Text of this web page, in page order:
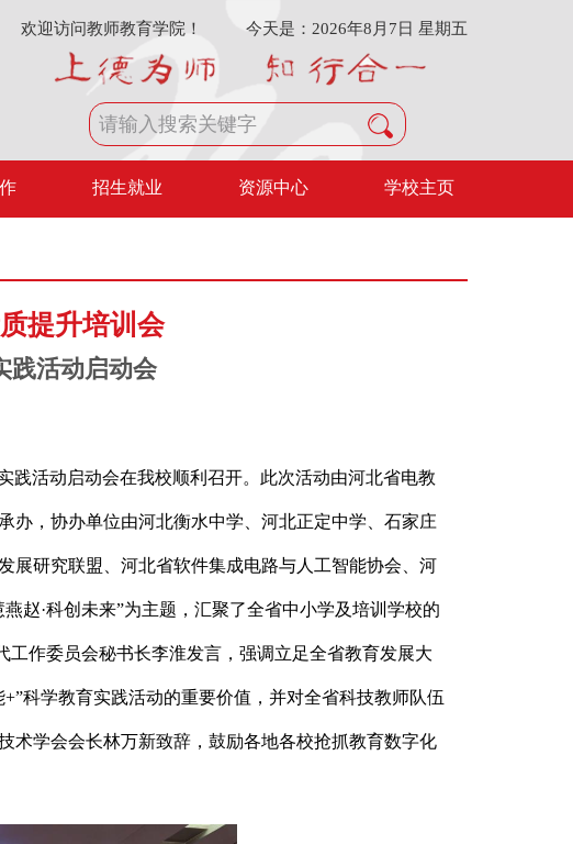
欢迎访问教师教育学院！ 今天是：2026年8月7日 星期五
招生就业 资源中心 学校主页
提升培训会
践活动启动会
践活动启动会在我校顺利召开。此次活动由河北省电教
办，协办单位由河北衡水中学、河北正定中学、石家庄
展研究联盟、河北省软件集成电路与人工智能协会、河
赵·科创未来”为主题，汇聚了全省中小学及培训学校的
作委员会秘书长李淮发言，强调立足全省教育发展大
科学教育实践活动的重要价值，并对全省科技教师队伍
术学会会长林万新致辞，鼓励各地各校抢抓教育数字化